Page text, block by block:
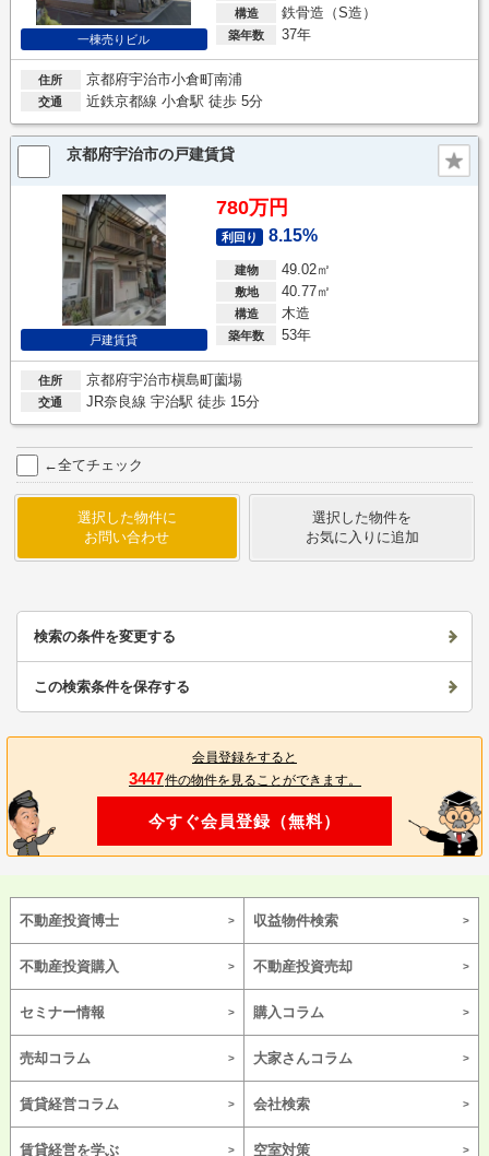
一棟売りビル
構造 鉄骨造（S造）
築年数 37年
住所 京都府宇治市小倉町南浦
交通 近鉄京都線 小倉駅 徒歩 5分
京都府宇治市の戸建賃貸
戸建賃貸
780万円
利回り 8.15%
建物 49.02㎡
敷地 40.77㎡
構造 木造
築年数 53年
住所 京都府宇治市槇島町薗場
交通 JR奈良線 宇治駅 徒歩 15分
←全てチェック
選択した物件に
お問い合わせ
選択した物件を
お気に入りに追加
検索の条件を変更する
この検索条件を保存する
会員登録をすると
3447件の物件を見ることができます。
今すぐ会員登録（無料）
不動産投資博士 収益物件検索
不動産投資購入 不動産投資売却
セミナー情報 購入コラム
売却コラム 大家さんコラム
賃貸経営コラム 会社検索
賃貸経営を学ぶ 空室対策